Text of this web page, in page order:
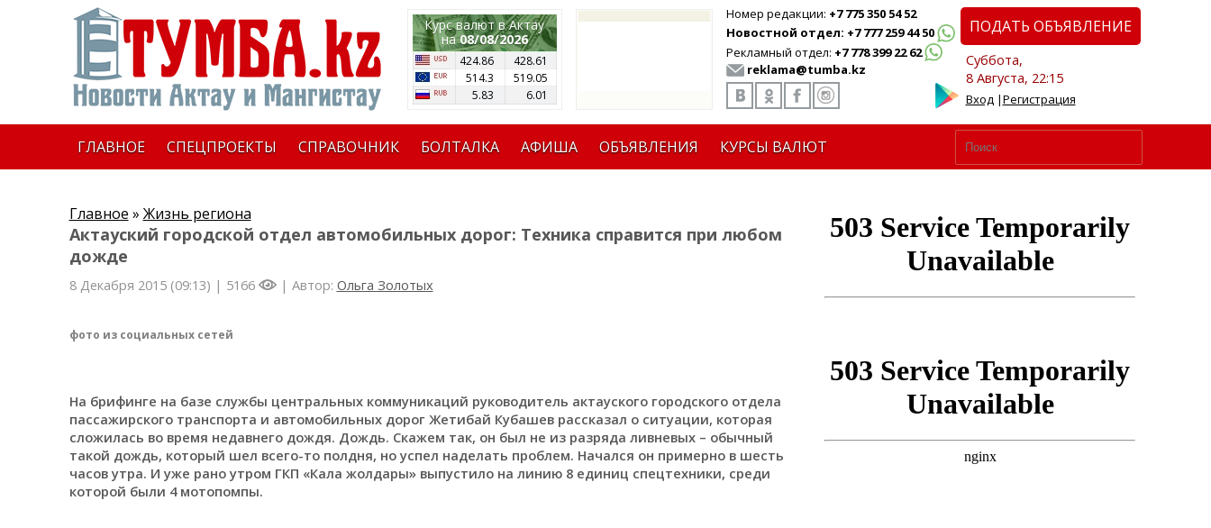
Курс валют в Актау
на08/08/2026
424.86
428.61
514.3
519.05
5.83
6.01
Номер редакции: +7 775 350 54 52
Новостной отдел: +7 777 259 44 50
Рекламный отдел: +7 778 399 22 62
reklama@tumba.kz
ПОДАТЬ ОБЪЯВЛЕНИЕ
Суббота,
8 Августа, 22:15
Вход|Регистрация
ГЛАВНОЕ СПЕЦПРОЕКТЫ СПРАВОЧНИК БОЛТАЛКА АФИША ОБЪЯВЛЕНИЯ КУРСЫ ВАЛЮТ
Главное » Жизнь региона
Актауский городской отдел автомобильных дорог: Техника справится при любом
дожде
8 Декабря 2015 (09:13) | 5166 | Автор: Ольга Золотых
фото из социальных сетей
На брифинге на базе службы центральных коммуникаций руководитель актауского городского отдела
пассажирского транспорта и автомобильных дорог Жетибай Кубашев рассказал о ситуации, которая
сложилась во время недавнего дождя. Дождь. Скажем так, он был не из разряда ливневых – обычный
такой дождь, который шел всего-то полдня, но успел наделать проблем. Начался он примерно в шесть
часов утра. И уже рано утром ГКП «Кала жолдары» выпустило на линию 8 единиц спецтехники, среди
которой были 4 мотопомпы.